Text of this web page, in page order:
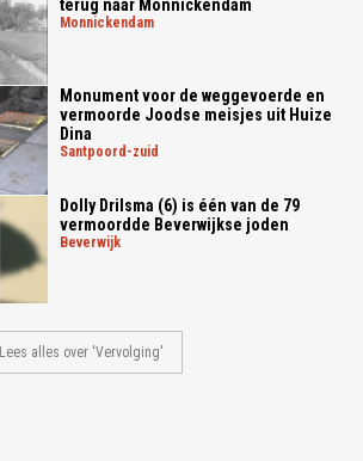
terug naar Monnickendam
monnickendam
Monument voor de weggevoerde en
vermoorde Joodse meisjes uit Huize
Dina
santpoord-zuid
Dolly Drilsma (6) is één van de 79
vermoordde Beverwijkse joden
beverwijk
Lees alles over 'Vervolging'